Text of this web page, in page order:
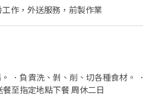
作，外送服務，前製作業
．負責洗、剝、削、切各種食材。
至指定地點下餐 周休二日